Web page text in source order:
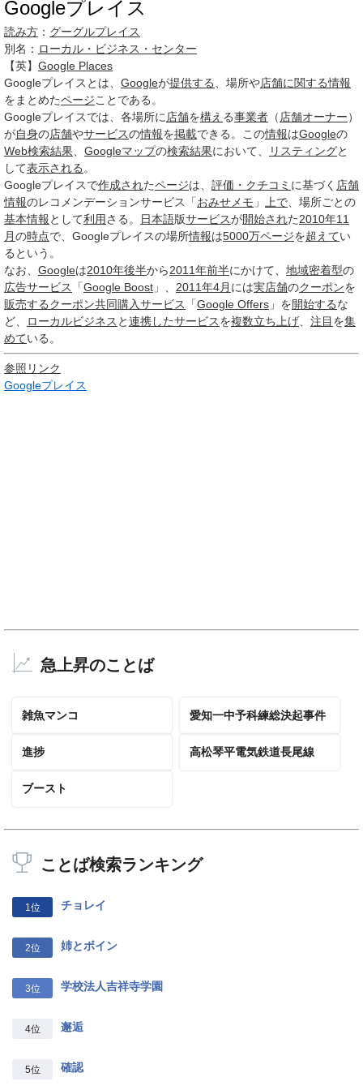
Googleプレイス
読み方 ： グーグルプレイス
別名： ローカル・ビジネス・センター
【英】 Google Places
Googleプレイス とは、 Googleが提供する 、場所や店舗に関する情報
をまとめたページことである。
Googleプレイスでは、各場所に 店舗を構え る事業者 （ 店舗オーナー）
が自身の店舗やサービスの情報を掲載できる。この情報はGoogleの
Web検索結果
Googleマップの検索結果において、 リスティングと
して表示される 。
Googleプレイスで作成されたページは、 評価・クチコミ に基づく 店舗
情報のレコメンデーションサービス「おみせメモ 」 上で 、場所ごとの
基本情報として利用さる。 日本語版サービスが開始された2010年11
月の時点で、Googleプレイスの場所情報は5000万ページを超えてい
るという。
なお、 Googleは2010年後半から2011年前半にかけて、 地域密着型の
広告サービス
「Google Boost 」、 2011年4月 には実店舗のクーポンを
販売するクーポン共同購入サービス 「Google Offers 」を開始するな
ど、
ローカルビジネス と連携したサービスを複数立ち上げ 注目 を集
めている。
参照リンク
Googleプレイス
急上昇のことば
雑魚マンコ 愛知一中予科練総決起事件
進捗 高松琴平電気鉄道長尾線
ブースト
ことば検索ランキング
1位 チョレイ
2位 姉とボイン
3位 学校法人吉祥寺学園
4位 邂逅
5位 確認